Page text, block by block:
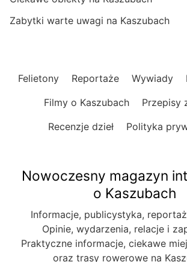
Zabytki warte uwagi na Kaszubach
Felietony Reportaże Wywiady
Filmy o Kaszubach
Przepisy
Recenzje dzieł
Polityka
Nowoczesny magazyn
o Kaszubach
Informacje, publicystyka,
Opinie, wydarzenia, relacje i
Praktyczne informacje, ciekawe
oraz trasy rowerowe na